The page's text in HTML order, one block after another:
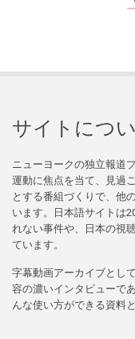
サイトにつ
ニューヨークの独立報道
運動に焦点を当て、見過
とする番組づくりで、他
います。日本語サイトは
れない事件や、日本の視
ています。
字幕動画アーカイブとし
容の濃いインタビューで
んな使い方ができる資料